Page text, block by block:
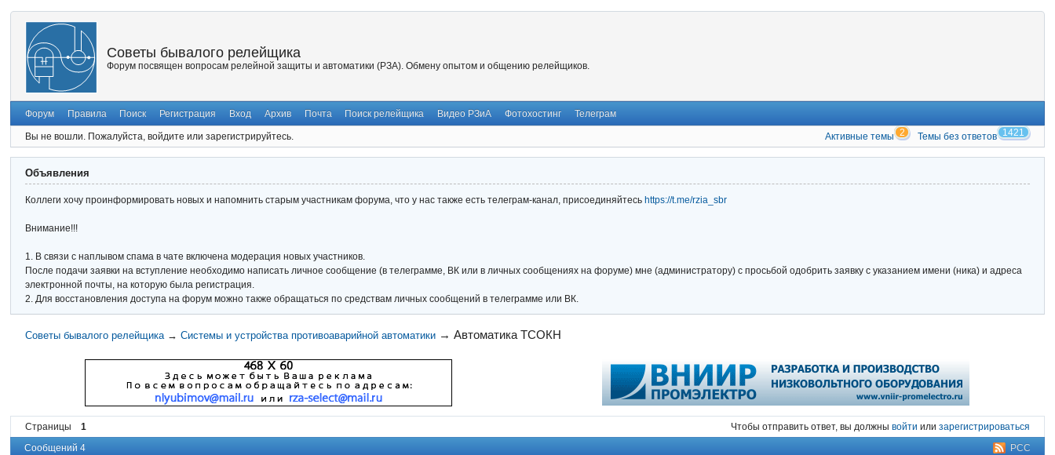
Советы бывалого релейщика
Форум посвящен вопросам релейной защиты и автоматики (РЗА). Обмену опытом и общению релейщиков.
Форум Правила Поиск Регистрация Вход Архив Почта Поиск релейщика Видео РЗиА Фотохостинг Телеграм
Вы не вошли. Пожалуйста, войдите или зарегистрируйтесь. Активные темы 2 Темы без ответов 1421
Объявления
Коллеги хочу проинформировать новых и напомнить старым участникам форума, что у нас также есть телеграм-канал, присоединяйтесь https://t.me/rzia_sbr
Внимание!!!
1. В связи с наплывом спама в чате включена модерация новых участников.
После подачи заявки на вступление необходимо написать личное сообщение (в телеграмме, ВК или в личных сообщениях на форуме) мне (администратору) с просьбой одобрить заявку с указанием имени (ника) и адреса
электронной почты, на которую была регистрация.
2. Для восстановления доступа на форум можно также обращаться по средствам личных сообщений в телеграмме или ВК.
Советы бывалого релейщика → Системы и устройства противоаварийной автоматики → Автоматика ТСОКН
Страницы 1 Чтобы отправить ответ, вы должны войти или зарегистрироваться
РСС
Сообщений 4